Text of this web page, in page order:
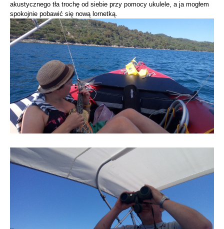
akustycznego tła trochę od siebie przy pomocy ukulele, a ja mogłem
spokojnie pobawić się nową lornetką.